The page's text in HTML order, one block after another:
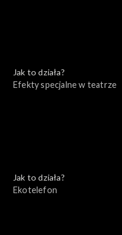
Jak to działa?
Efekty specjalne w teatrze
Jak to działa?
Ekotelefon